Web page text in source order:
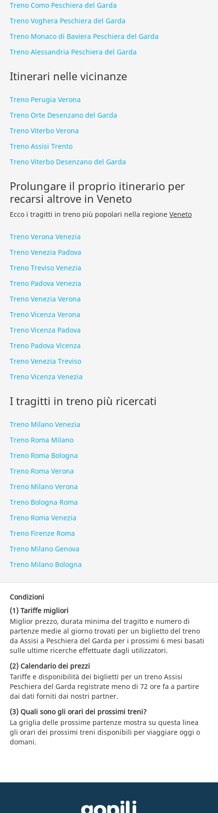
Treno Como Peschiera del Garda
Treno Voghera Peschiera del Garda
Treno Monaco di Baviera Peschiera del Garda
Treno Alessandria Peschiera del Garda
Itinerari nelle vicinanze
Treno Perugia Verona
Treno Orte Desenzano del Garda
Treno Viterbo Verona
Treno Assisi Trento
Treno Viterbo Desenzano del Garda
Prolungare il proprio itinerario per
recarsi altrove in Veneto
Ecco i tragitti in treno più popolari nella regione Veneto
Treno Verona Venezia
Treno Venezia Padova
Treno Treviso Venezia
Treno Padova Venezia
Treno Venezia Verona
Treno Vicenza Verona
Treno Vicenza Padova
Treno Padova Vicenza
Treno Venezia Treviso
Treno Vicenza Venezia
I tragitti in treno più ricercati
Treno Milano Venezia
Treno Roma Milano
Treno Roma Bologna
Treno Roma Verona
Treno Milano Verona
Treno Bologna Roma
Treno Roma Venezia
Treno Firenze Roma
Treno Milano Genova
Treno Milano Bologna
Condizioni
(1) Tariffe migliori
Miglior prezzo, durata minima del tragitto e numero di
partenze medie al giorno trovati per un biglietto del treno
da Assisi a Peschiera del Garda per i prossimi 6 mesi basati
sulle ultime ricerche effettuate dagli utilizzatori.
(2) Calendario dei prezzi
Tariffe e disponibilità dei biglietti per un treno Assisi
Peschiera del Garda registrate meno di 72 ore fa a partire
dai dati forniti dai nostri partner.
(3) Quali sono gli orari dei prossimi treni?
La griglia delle prossime partenze mostra su questa linea
gli orari dei prossimi treni disponibili per viaggiare oggi o
domani.